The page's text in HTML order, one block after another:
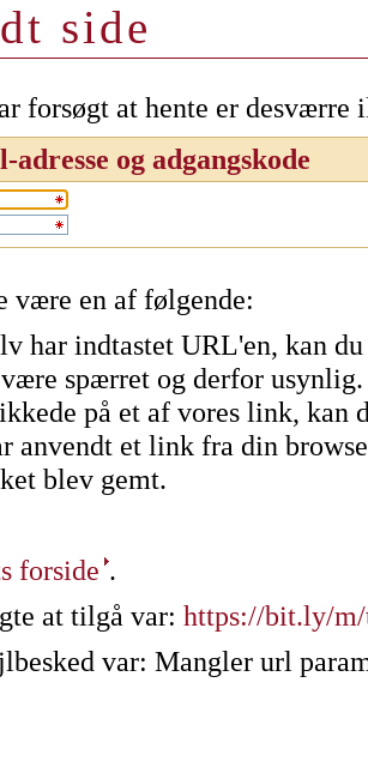
side
forsøgt at hente er
og adgangskode
være en af følgende:
har indtastet URL'en, kan
spærret og derfor usynlig.
på et af vores link, kan
anvendt et link fra din
blev gemt.
forside .
at tilgå var: https://bit.ly/
var: Mangler url